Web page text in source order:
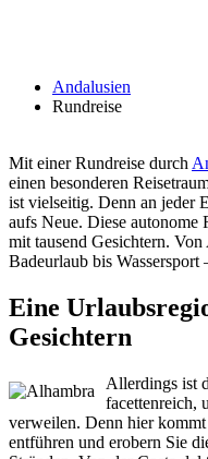
Andalusien
Rundreise
Mit einer Rundreise durch
einen besonderen
ist vielseitig. Denn an jeder
aufs Neue. Diese autonome
mit tausend Gesichtern.
Badeurlaub bis Wassersport
Eine
Gesichtern
Allerdings ist
facettenreich,
verweilen. Denn hier kommt
entführen und erobern Sie